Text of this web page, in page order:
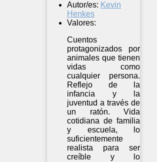
Autor/es: Kevin
Henkes
Valores:
Cuentos
protagonizados por
animales que tienen
vidas como
cualquier persona.
Reflejo de la
infancia y la
juventud a través de
un ratón. Vida
cotidiana de familia
y escuela, lo
suficientemente
realista para ser
creíble y lo